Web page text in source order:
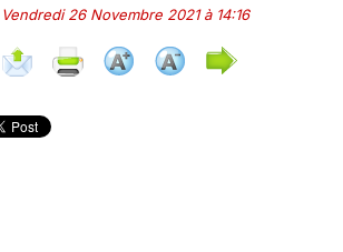
26 Novembre 2021 à 14:16